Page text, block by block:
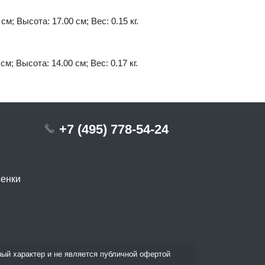
Высота: 17.00 см; Вес: 0.15 кг.
Высота: 14.00 см; Вес: 0.17 кг.
+7 (495) 778-54-24
характер и не является публичной офертой